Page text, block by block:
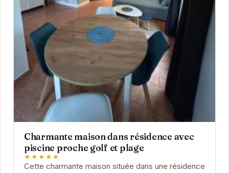
Charmante maison dans résidence avec
piscine proche golf et plage
★★★★★
Cette charmante maison située dans une résidence